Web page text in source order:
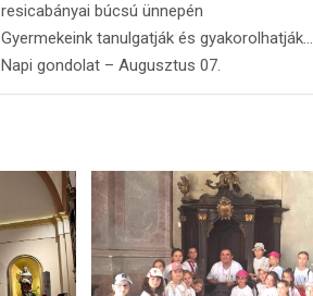
resicabányai búcsú ünnepén
Gyermekeink tanulgatják és gyakorolhatják…
Napi gondolat – Augusztus 07.